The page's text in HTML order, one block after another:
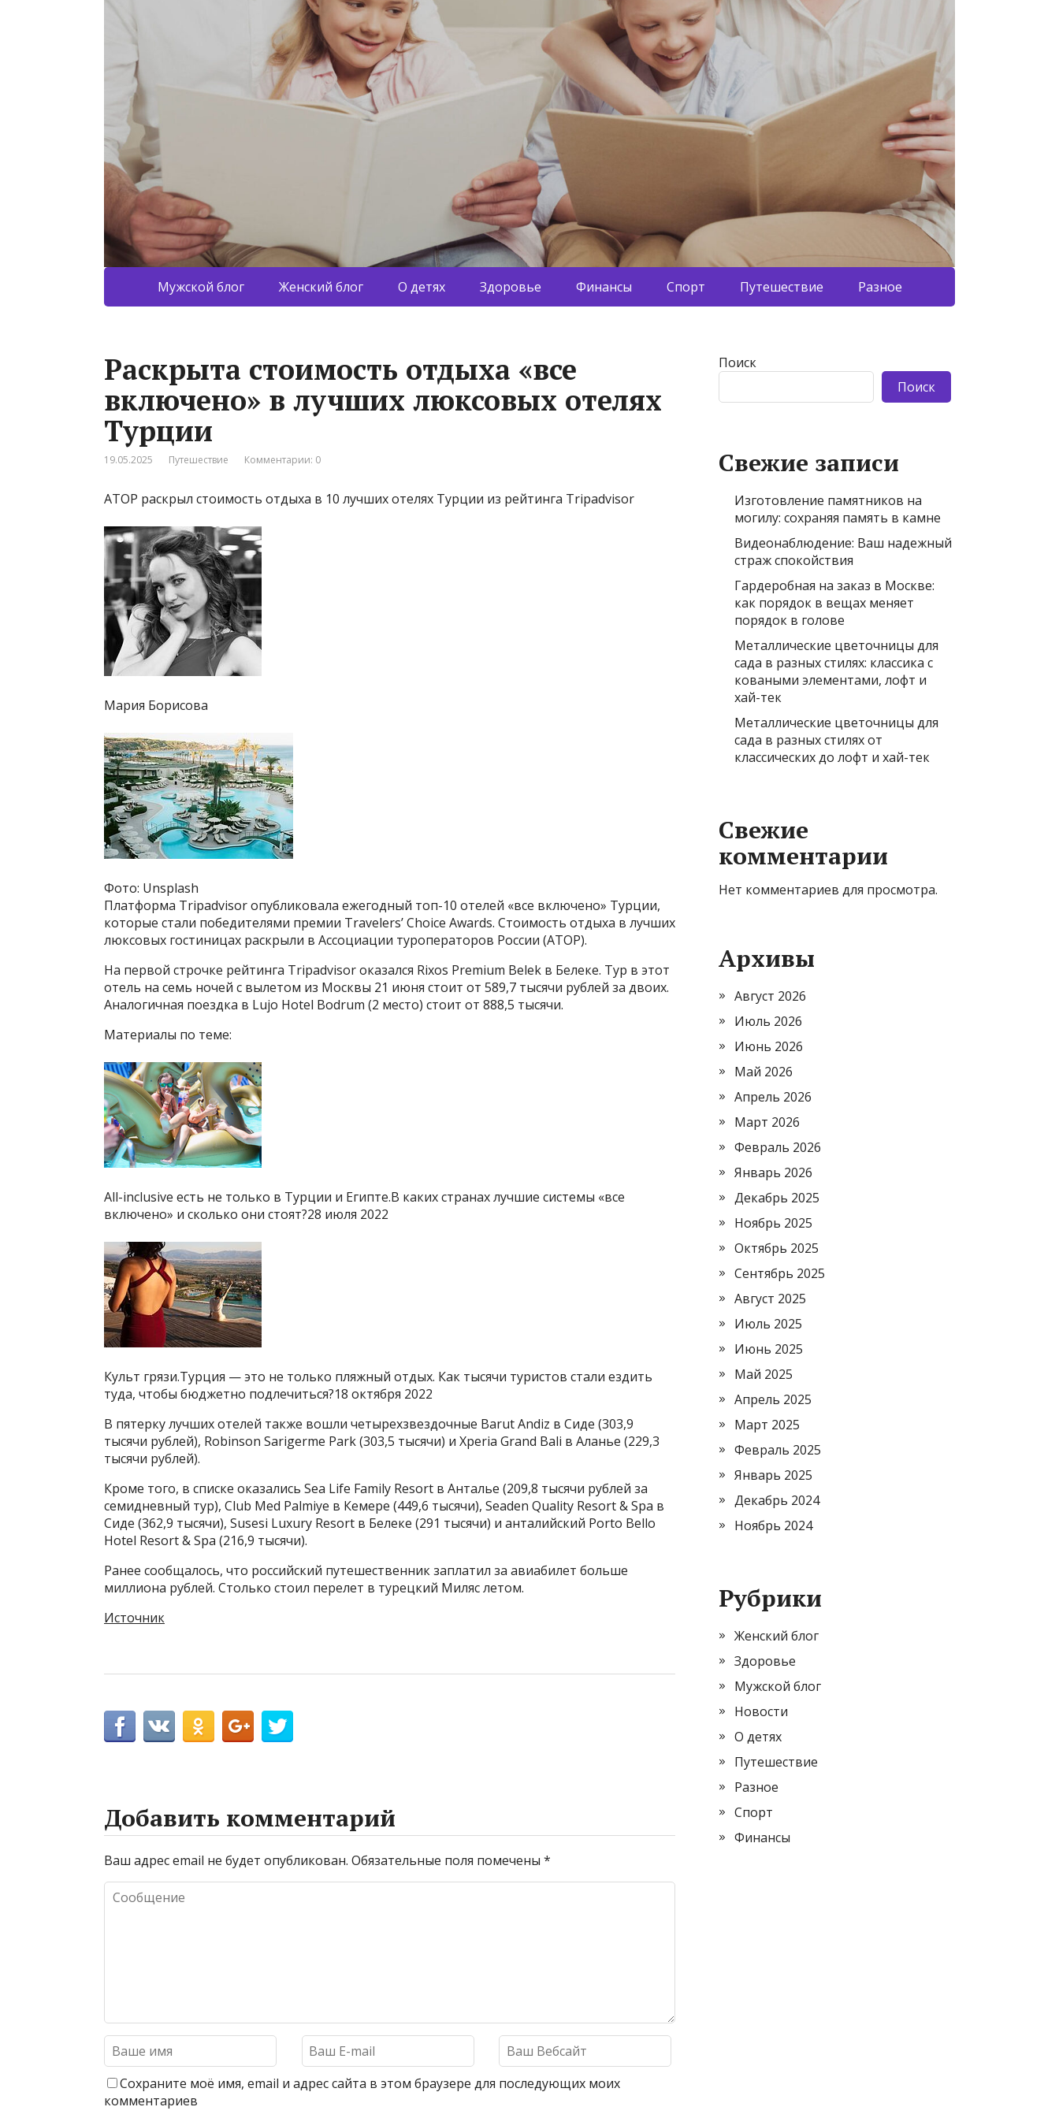
Мужской блог Женский блог О детях Здоровье Финансы Спорт Путешествие Разное
Раскрыта стоимость отдыха «все
включено» в лучших люксовых отелях
Турции
19.05.2025 Путешествие Комментарии: 0
АТОР раскрыл стоимость отдыха в 10 лучших отелях Турции из рейтинга Tripadvisor
Мария Борисова
Фото: Unsplash
Платформа Tripadvisor опубликовала ежегодный топ-10 отелей «все включено» Турции,
которые стали победителями премии Travelers’ Choice Awards. Стоимость отдыха в лучших
люксовых гостиницах раскрыли в Ассоциации туроператоров России (АТОР).
На первой строчке рейтинга Tripadvisor оказался Rixos Premium Belek в Белеке. Тур в этот
отель на семь ночей с вылетом из Москвы 21 июня стоит от 589,7 тысячи рублей за двоих.
Аналогичная поездка в Lujo Hotel Bodrum (2 место) стоит от 888,5 тысячи.
Материалы по теме:
All-inclusive есть не только в Турции и Египте.В каких странах лучшие системы «все
включено» и сколько они стоят?28 июля 2022
Культ грязи.Турция — это не только пляжный отдых. Как тысячи туристов стали ездить
туда, чтобы бюджетно подлечиться?18 октября 2022
В пятерку лучших отелей также вошли четырехзвездочные Barut Andiz в Сиде (303,9
тысячи рублей), Robinson Sarigerme Park (303,5 тысячи) и Xperia Grand Bali в Аланье (229,3
тысячи рублей).
Кроме того, в списке оказались Sea Life Family Resort в Анталье (209,8 тысячи рублей за
семидневный тур), Club Med Palmiye в Кемере (449,6 тысячи), Seaden Quality Resort & Spa в
Сиде (362,9 тысячи), Susesi Luxury Resort в Белеке (291 тысячи) и анталийский Porto Bello
Hotel Resort & Spa (216,9 тысячи).
Ранее сообщалось, что российский путешественник заплатил за авиабилет больше
миллиона рублей. Столько стоил перелет в турецкий Миляс летом.
Источник
Добавить комментарий
Ваш адрес email не будет опубликован. Обязательные поля помечены *
Сохраните моё имя, email и адрес сайта в этом браузере для последующих моих
комментариев
Поиск
Поиск
Свежие записи
Изготовление памятников на
могилу: сохраняя память в камне
Видеонаблюдение: Ваш надежный
страж спокойствия
Гардеробная на заказ в Москве:
как порядок в вещах меняет
порядок в голове
Металлические цветочницы для
сада в разных стилях: классика с
коваными элементами, лофт и
хай-тек
Металлические цветочницы для
сада в разных стилях от
классических до лофт и хай-тек
Свежие
комментарии
Нет комментариев для просмотра.
Архивы
Август 2026
Июль 2026
Июнь 2026
Май 2026
Апрель 2026
Март 2026
Февраль 2026
Январь 2026
Декабрь 2025
Ноябрь 2025
Октябрь 2025
Сентябрь 2025
Август 2025
Июль 2025
Июнь 2025
Май 2025
Апрель 2025
Март 2025
Февраль 2025
Январь 2025
Декабрь 2024
Ноябрь 2024
Рубрики
Женский блог
Здоровье
Мужской блог
Новости
О детях
Путешествие
Разное
Спорт
Финансы